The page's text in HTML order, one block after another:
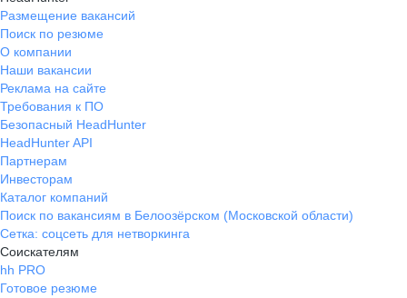
Размещение вакансий
Поиск по резюме
О компании
Наши вакансии
Реклама на сайте
Требования к ПО
Безопасный HeadHunter
HeadHunter API
Партнерам
Инвесторам
Каталог компаний
Поиск по вакансиям в Белоозёрском (Московской области)
Сетка: соцсеть для нетворкинга
Соискателям
hh PRO
Готовое резюме